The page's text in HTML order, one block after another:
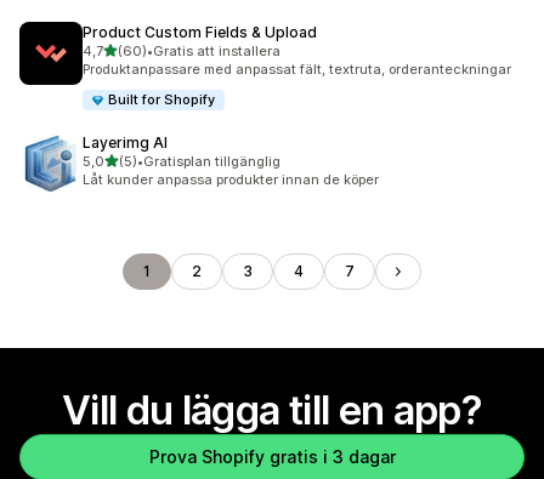
Product Custom Fields & Upload
4,7av 5 stjärnor
(60)
60 recensioner totalt
•Gratis att installera
Produktanpassare med anpassat fält, textruta, orderanteckningar
Built for Shopify
Layerimg AI
5,0av 5 stjärnor
(5)
5 recensioner totalt
•Gratisplan tillgänglig
Låt kunder anpassa produkter innan de köper
1 2 3 4 7
Vill du lägga till en app?
Prova Shopify gratis i 3 dagar